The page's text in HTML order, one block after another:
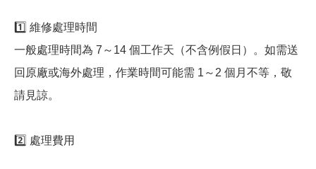
1️⃣ 維修處理時間
一般處理時間為 7～14 個工作天（不含例假日）。如需送
回原廠或海外處理，作業時間可能需 1～2 個月不等，敬
請見諒。
2️⃣ 處理費用